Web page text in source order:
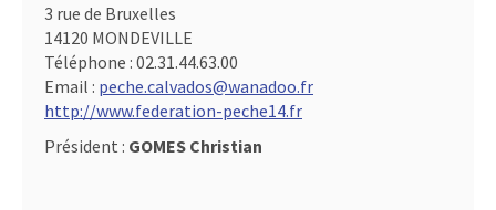
3 rue de Bruxelles
14120 MONDEVILLE
Téléphone : 02.31.44.63.00
Email : peche.calvados@wanadoo.fr
http://www.federation-peche14.fr
Président : GOMES Christian